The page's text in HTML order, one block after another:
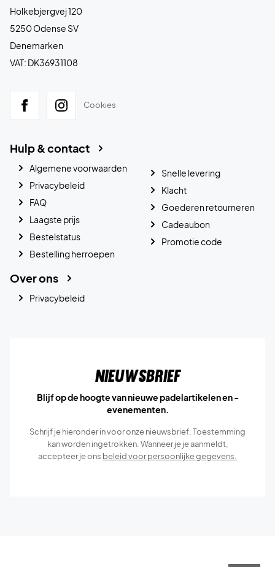
Holkebjergvej 120
5250 Odense SV
Denemarken
VAT: DK36931108
Cookies
Hulp & contact
Algemene voorwaarden
Privacybeleid
FAQ
Laagste prijs
Bestelstatus
Bestelling herroepen
Snelle levering
Klacht
Goederen retourneren
Cadeaubon
Promotie code
Over ons
Privacybeleid
Nieuwsbrief
Blijf op de hoogte van nieuwe padelartikelen en -
evenementen.
Schrijf je hieronder in voor onze nieuwsbrief. Toestemming
kan worden ingetrokken. Wanneer je je aanmeldt,
accepteer je ons beleid voor persoonlijke gegevens.